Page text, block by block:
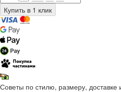
Советы по стилю, размеру, доставке